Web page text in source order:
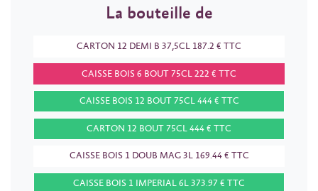
La bouteille de
CARTON 12 DEMI B 37,5CL 187.2 € TTC
CAISSE BOIS 6 BOUT 75CL 222 € TTC
CAISSE BOIS 12 BOUT 75CL 444 € TTC
CARTON 12 BOUT 75CL 444 € TTC
CAISSE BOIS 1 DOUB MAG 3L 169.44 € TTC
CAISSE BOIS 1 IMPERIAL 6L 373.97 € TTC